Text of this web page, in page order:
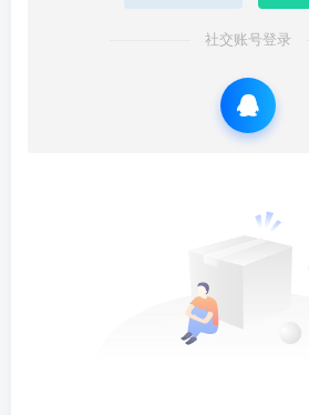
社交账号登录